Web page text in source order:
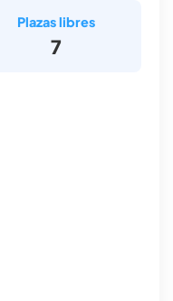
Plazas libres
7